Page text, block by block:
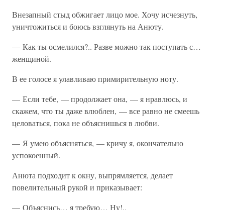
Внезапный стыд обжигает лицо мое. Хочу исчезнуть,
уничтожиться и боюсь взглянуть на Анюту.
— Как ты осмелился?.. Разве можно так поступать с…
женщиной.
В ее голосе я улавливаю примирительную ноту.
— Если тебе, — продолжает она, — я нравлюсь, и
скажем, что ты даже влюблен, — все равно не смеешь
целоваться, пока не объяснишься в любви.
— Я умею объясняться, — кричу я, окончательно
успокоенный.
Анюта подходит к окну, выпрямляется, делает
повелительный рукой и приказывает:
— Объяснись… я требую… Ну!..